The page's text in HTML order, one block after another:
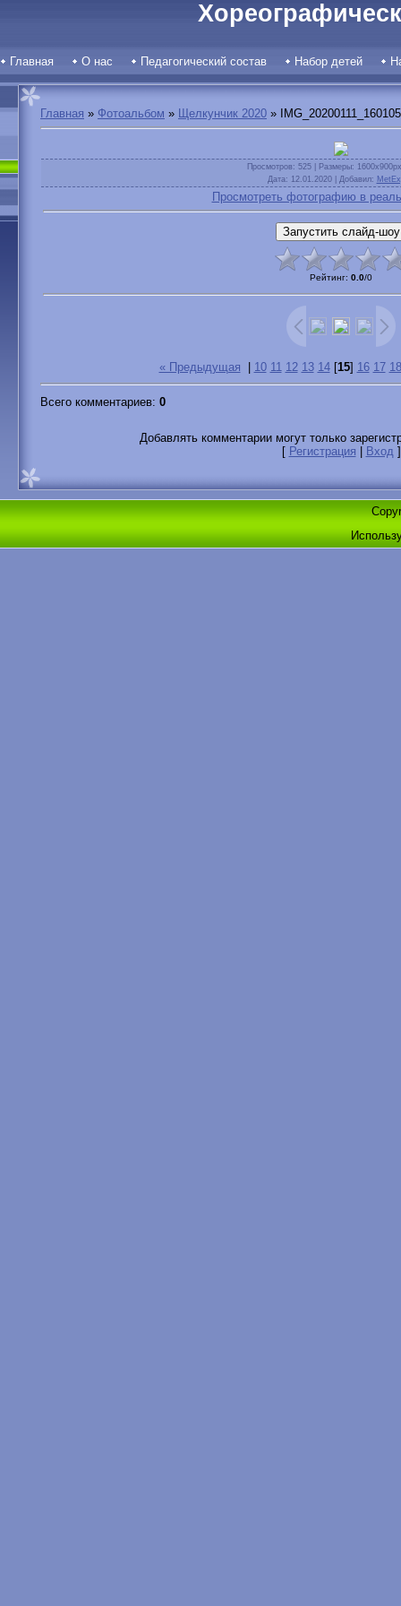
Главная О нас Педагогический состав Набор детей
Главная » Фотоальбом » Щелкунчик 2020 » IMG_20200111_160105
Просмотров: 525 | Размеры:
Дата: 12.01.2020 | Добавил:
Просмотреть фотографию в
Рейтинг: 0.0/0
« Предыдущая 10 11 12 13 14[15] 16 17 18
Всего комментариев: 0
Добавлять комментарии могут только
[ Регистрация Вход]